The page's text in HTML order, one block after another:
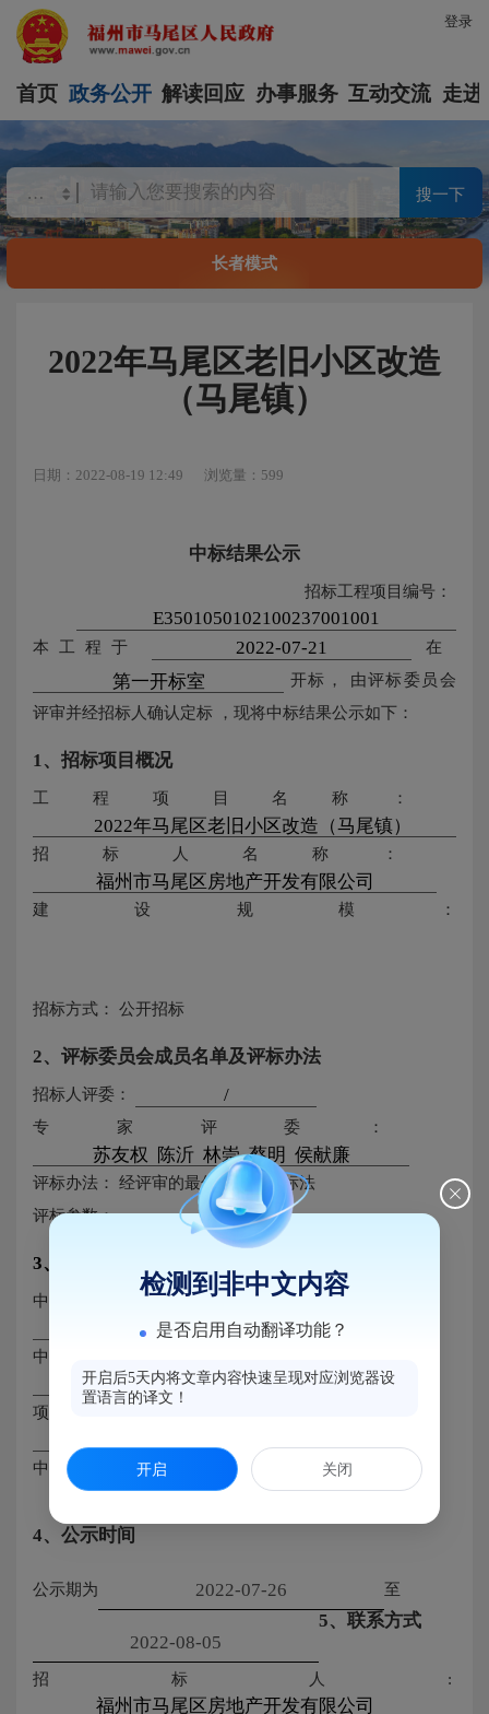
登录
首页 政务公开 解读回应 办事服务 互动交流 走进
搜一下
长者模式
2022年马尾区老旧小区改造
（马尾镇）
日期：2022-08-19 12:49 浏览量：599
中标结果公示
招标工程项目编号：
本工程于
在
开标，
由评标委员会
评审并经招标人确认定标
，现将中标结果公示如下：
1、招标项目概况
工程项目名称：
招标人名称：
建设规模：
招标方式： 公开招标
2、评标委员会成员名单及评标办法
招标人评委：
专家评委：
评标办法：
经评审的最低投标价中标法
评标参数：
3、中标人及其投标文件相关内容
中标人名称：
中标人组织机构代码：
项目负责人：
中标金额：
4、公示时间
公示期为 至
5、联系方式
招标人:
检测到非中文内容
是否启用自动翻译功能？
开启后5天内将文章内容快速呈现对应浏览器设
置语言的译文！
开启 关闭